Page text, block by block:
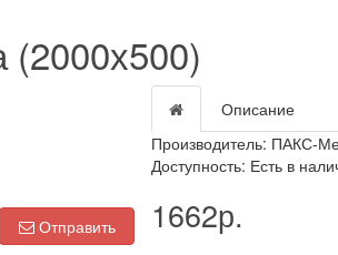
(2000х500)
Отправить
Описание
Производитель: ПАКС-
Доступность: Есть в
1662р.